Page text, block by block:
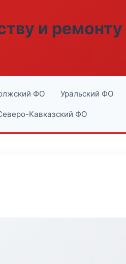
и ремонту
ФО Уральский ФО
Кавказский ФО